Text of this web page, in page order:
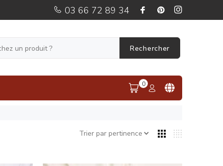
03 66 72 89 34
Rechercher
0